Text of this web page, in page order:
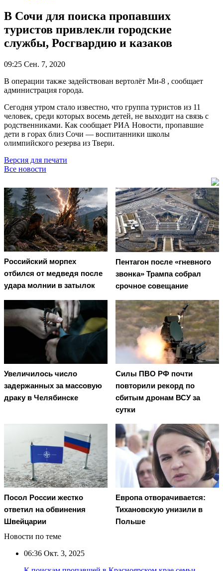
В Сочи для поиска пропавших
туристов привлекли городские
службы, Росгвардию и казаков
09:25 Сен. 7, 2020
В операции также задействован вертолёт Ми-8 , сообщает
администрация города.
Сегодня утром стало известно, что группа туристов из 11
человек, среди которых восемь детей, не выходит на связь с
родственниками. Как сообщает РИА Новости, пропавшие
дети в горах близ Сочи — воспитанники школы
олимпийского резерва из Твери.
Версия для печати
Все новости
Российский морпех
отбился от медведя после
удара молнии в затылок
Пентагон после «гневного
звонка» Трампа собрал
срочное совещание
Увеличилось число
задержанных за массовую
драку в Челябинске
Cилы ПВО РФ почти
повторили рекорд по
сбитым дронам ВСУ за
сутки
Посол России жестко
ответил на обвинения
Швейцарии
Европа отворачивается:
Тихановскую унизили в
Польше
Новости по теме
06:36 Окт. 3, 2025